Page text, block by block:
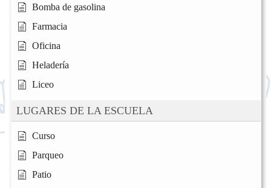
Bomba de gasolina
Farmacia
Oficina
Heladería
Liceo
LUGARES DE LA ESCUELA
Curso
Parqueo
Patio